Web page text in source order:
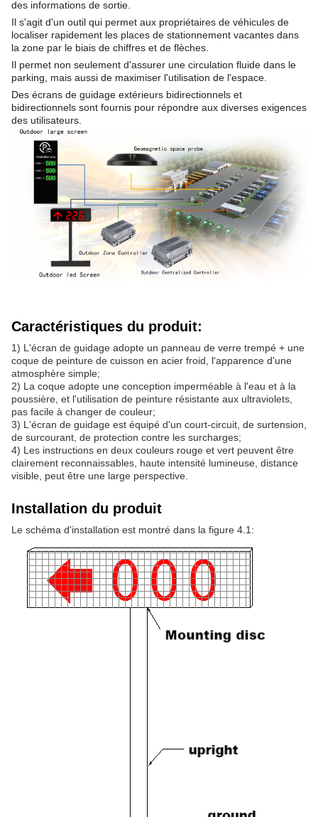
des informations de sortie.
Il s'agit d'un outil qui permet aux propriétaires de véhicules de
localiser rapidement les places de stationnement vacantes dans
la zone par le biais de chiffres et de flèches.
Il permet non seulement d'assurer une circulation fluide dans le
parking, mais aussi de maximiser l'utilisation de l'espace.
Des écrans de guidage extérieurs bidirectionnels et
bidirectionnels sont fournis pour répondre aux diverses exigences
des utilisateurs.
Caractéristiques du produit:
1) L'écran de guidage adopte un panneau de verre trempé + une
coque de peinture de cuisson en acier froid, l'apparence d'une
atmosphère simple;
2) La coque adopte une conception imperméable à l'eau et à la
poussière, et l'utilisation de peinture résistante aux ultraviolets,
pas facile à changer de couleur;
3) L'écran de guidage est équipé d'un court-circuit, de surtension,
de surcourant, de protection contre les surcharges;
4) Les instructions en deux couleurs rouge et vert peuvent être
clairement reconnaissables, haute intensité lumineuse, distance
visible, peut être une large perspective.
Installation du produit
Le schéma d'installation est montré dans la figure 4.1: